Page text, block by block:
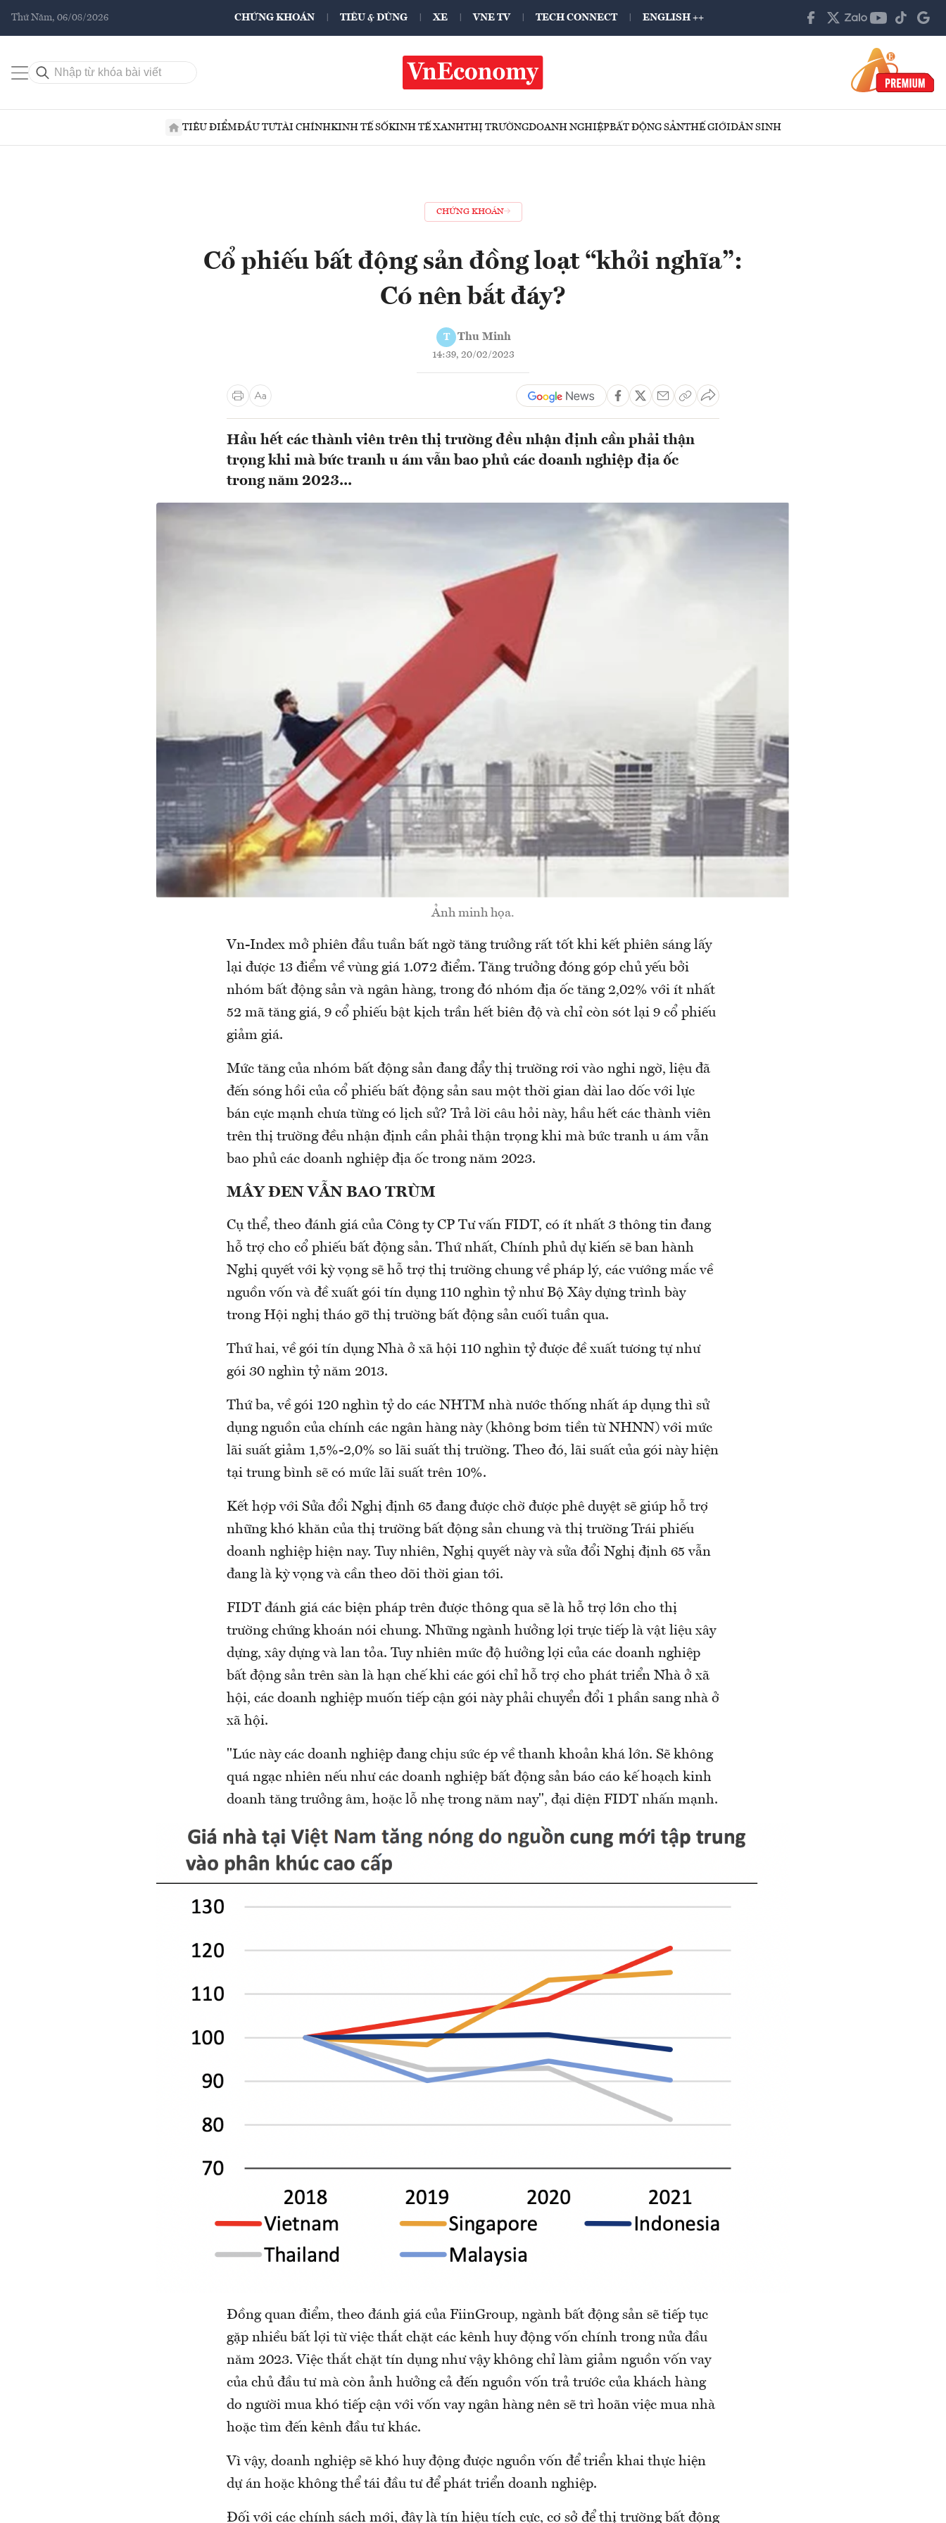
Thứ Năm, 06/08/2026 CHỨNG KHOÁN TIÊU & DÙNG XE VNE TV TECH CONNECT ENGLISH ++
TIÊU ĐIỂMĐẦU TƯTÀI CHÍNHKINH TẾ SỐKINH TẾ XANHTHỊ TRƯỜNGDOANH NGHIỆPBẤT ĐỘNG SẢNTHẾ GIỚIDÂN SINH
CHỨNG KHOÁN
Cổ phiếu bất động sản đồng loạt “khởi nghĩa”:
Có nên bắt đáy?
T Thu Minh
14:39, 20/02/2023
Hầu hết các thành viên trên thị trường đều nhận định cần phải thận
trọng khi mà bức tranh u ám vẫn bao phủ các doanh nghiệp địa ốc
trong năm 2023...
Ảnh minh họa.
Vn-Index mở phiên đầu tuần bất ngờ tăng trưởng rất tốt khi kết phiên sáng lấy
lại được 13 điểm về vùng giá 1.072 điểm. Tăng trưởng đóng góp chủ yếu bởi
nhóm bất động sản và ngân hàng, trong đó nhóm địa ốc tăng 2,02% với ít nhất
52 mã tăng giá, 9 cổ phiếu bật kịch trần hết biên độ và chỉ còn sót lại 9 cổ phiếu
giảm giá.
Mức tăng của nhóm bất động sản đang đẩy thị trường rơi vào nghi ngờ, liệu đã
đến sóng hồi của cổ phiếu bất động sản sau một thời gian dài lao dốc với lực
bán cực mạnh chưa từng có lịch sử? Trả lời câu hỏi này, hầu hết các thành viên
trên thị trường đều nhận định cần phải thận trọng khi mà bức tranh u ám vẫn
bao phủ các doanh nghiệp địa ốc trong năm 2023.
MÂY ĐEN VẪN BAO TRÙM
Cụ thể, theo đánh giá của Công ty CP Tư vấn FIDT, có ít nhất 3 thông tin đang
hỗ trợ cho cổ phiếu bất động sản. Thứ nhất, Chính phủ dự kiến sẽ ban hành
Nghị quyết với kỳ vọng sẽ hỗ trợ thị trường chung về pháp lý, các vướng mắc về
nguồn vốn và đề xuất gói tín dụng 110 nghìn tỷ như Bộ Xây dựng trình bày
trong Hội nghị tháo gỡ thị trường bất động sản cuối tuần qua.
Thứ hai, về gói tín dụng Nhà ở xã hội 110 nghìn tỷ được đề xuất tương tự như
gói 30 nghìn tỷ năm 2013.
Thứ ba, về gói 120 nghìn tỷ do các NHTM nhà nước thống nhất áp dụng thì sử
dụng nguồn của chính các ngân hàng này (không bơm tiền từ NHNN) với mức
lãi suất giảm 1,5%-2,0% so lãi suất thị trường. Theo đó, lãi suất của gói này hiện
tại trung bình sẽ có mức lãi suất trên 10%.
Kết hợp với Sửa đổi Nghị định 65 đang được chờ được phê duyệt sẽ giúp hỗ trợ
những khó khăn của thị trường bất động sản chung và thị trường Trái phiếu
doanh nghiệp hiện nay. Tuy nhiên, Nghị quyết này và sửa đổi Nghị định 65 vẫn
đang là kỳ vọng và cần theo dõi thời gian tới.
FIDT đánh giá các biện pháp trên được thông qua sẽ là hỗ trợ lớn cho thị
trường chứng khoán nói chung. Những ngành hưởng lợi trực tiếp là vật liệu xây
dựng, xây dựng và lan tỏa. Tuy nhiên mức độ hưởng lợi của các doanh nghiệp
bất động sản trên sàn là hạn chế khi các gói chỉ hỗ trợ cho phát triển Nhà ở xã
hội, các doanh nghiệp muốn tiếp cận gói này phải chuyển đổi 1 phần sang nhà ở
xã hội.
"Lúc này các doanh nghiệp đang chịu sức ép về thanh khoản khá lớn. Sẽ không
quá ngạc nhiên nếu như các doanh nghiệp bất động sản báo cáo kế hoạch kinh
doanh tăng trưởng âm, hoặc lỗ nhẹ trong năm nay", đại diện FIDT nhấn mạnh.
Đồng quan điểm, theo đánh giá của FiinGroup, ngành bất động sản sẽ tiếp tục
gặp nhiều bất lợi từ việc thắt chặt các kênh huy động vốn chính trong nửa đầu
năm 2023. Việc thắt chặt tín dụng như vậy không chỉ làm giảm nguồn vốn vay
của chủ đầu tư mà còn ảnh hưởng cả đến nguồn vốn trả trước của khách hàng
do người mua khó tiếp cận với vốn vay ngân hàng nên sẽ trì hoãn việc mua nhà
hoặc tìm đến kênh đầu tư khác.
Vì vậy, doanh nghiệp sẽ khó huy động được nguồn vốn để triển khai thực hiện
dự án hoặc không thể tái đầu tư để phát triển doanh nghiệp.
Đối với các chính sách mới, đây là tín hiệu tích cực, cơ sở để thị trường bất động